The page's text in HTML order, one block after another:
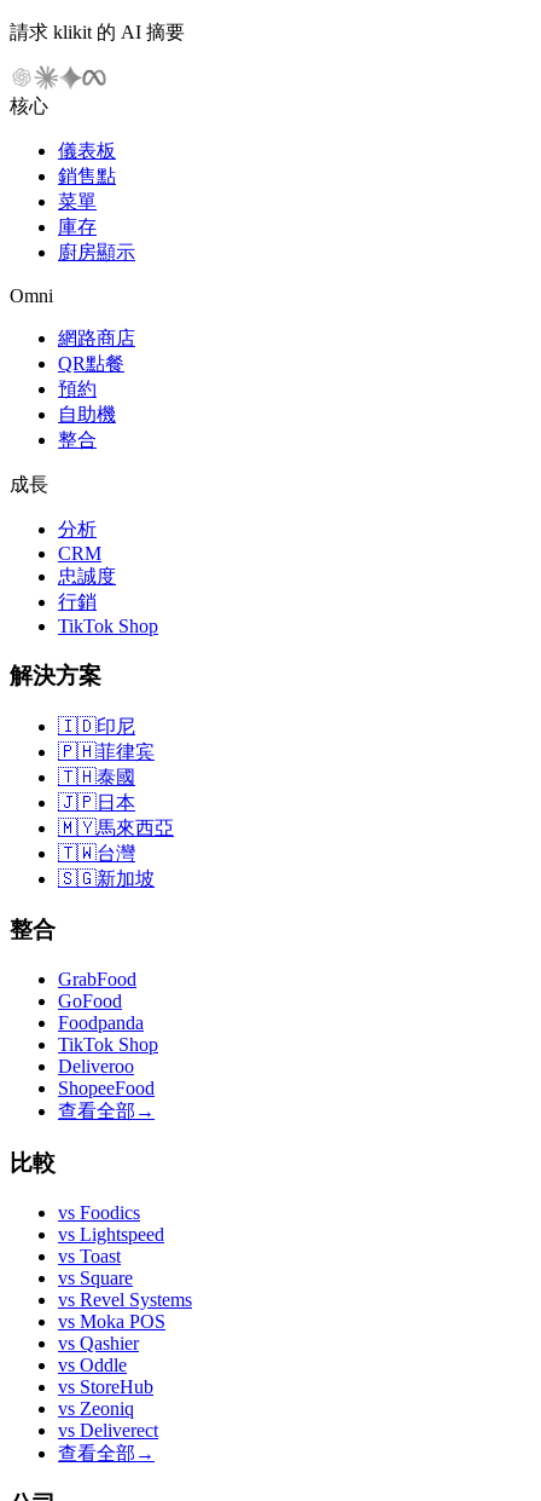
請求 klikit 的 AI 摘要
核心
儀表板
銷售點
菜單
庫存
廚房顯示
Omni
網路商店
QR點餐
預約
自助機
整合
成長
分析
CRM
忠誠度
行銷
TikTok Shop
解決方案
🇮🇩印尼
🇵🇭菲律宾
🇹🇭泰國
🇯🇵日本
🇲🇾馬來西亞
🇹🇼台灣
🇸🇬新加坡
整合
GrabFood
GoFood
Foodpanda
TikTok Shop
Deliveroo
ShopeeFood
查看全部 →
比較
vs Foodics
vs Lightspeed
vs Toast
vs Square
vs Revel Systems
vs Moka POS
vs Qashier
vs Oddle
vs StoreHub
vs Zeoniq
vs Deliverect
查看全部 →